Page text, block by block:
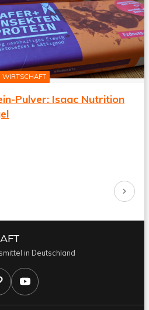
WIRTSCHAFT
Pulver: Isaac Nutrition
Continue
in Deutschland
YouTube